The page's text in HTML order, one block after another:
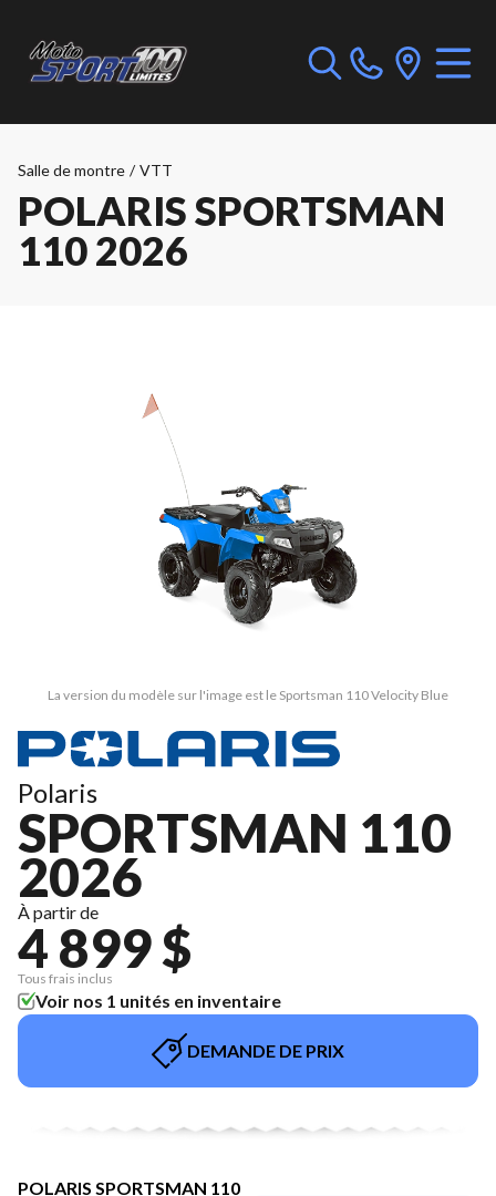
Salle de montre / VTT
POLARIS SPORTSMAN
110 2026
La version du modèle sur l'image est le Sportsman 110 Velocity Blue
Polaris
SPORTSMAN 110
2026
À partir de
4 899 $
Tous frais inclus
Voir nos 1 unités en inventaire
DEMANDE DE PRIX
POLARIS SPORTSMAN 110